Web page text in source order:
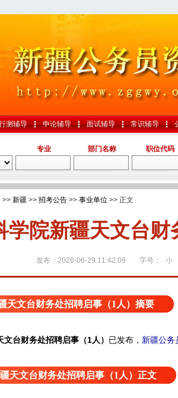
测辅导 申论辅导 面试辅导 常识辅导
专业 部门名称 职位代码
>> 新疆 >> 招考公告 >> 事业单位 >> 正文
学院新疆天文台财
发布：2026-06-29 11:42:09 字号： 小
天文台财务处招聘启事（1人）摘要
台财务处招聘启事（1人） 已发布， 新疆公务
天文台财务处招聘启事（1人）正文